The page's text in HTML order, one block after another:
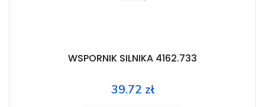
WSPORNIK SILNIKA 4162.733
Price
39.72 zł